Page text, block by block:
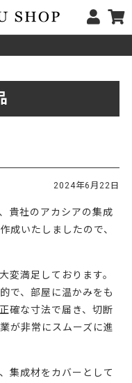
2024年6月22日
貴社のアカシアの集成
成いたしましたので、
変満足しております。
で、部屋に温かみをも
確な寸法で届き、切断
が非常にスムーズに進
集成材をカバーとして